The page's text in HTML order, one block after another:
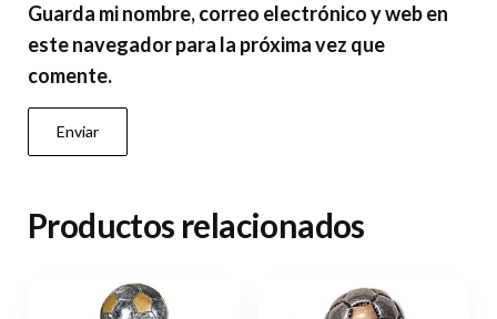
Guarda mi nombre, correo electrónico y web en
este navegador para la próxima vez que
comente.
Productos relacionados